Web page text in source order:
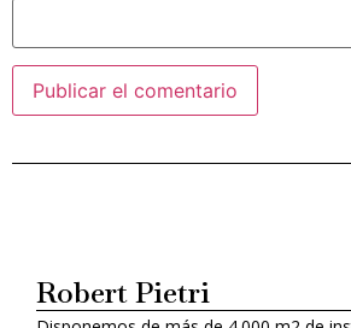
Robert Pietri